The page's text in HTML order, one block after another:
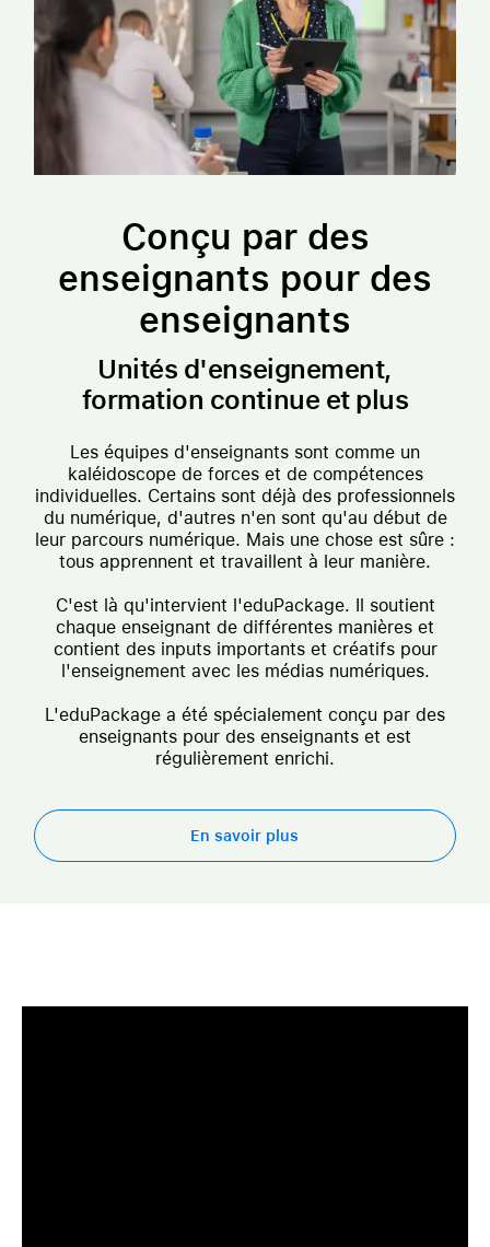
Conçu par des
enseignants pour des
enseignants
Unités d'enseignement,
formation continue et plus
Les équipes d'enseignants sont comme un
kaléidoscope de forces et de compétences
individuelles. Certains sont déjà des professionnels
du numérique, d'autres n'en sont qu'au début de
leur parcours numérique. Mais une chose est sûre :
tous apprennent et travaillent à leur manière.
C'est là qu'intervient l'eduPackage. Il soutient
chaque enseignant de différentes manières et
contient des inputs importants et créatifs pour
l'enseignement avec les médias numériques.
L'eduPackage a été spécialement conçu par des
enseignants pour des enseignants et est
régulièrement enrichi.
En savoir plus